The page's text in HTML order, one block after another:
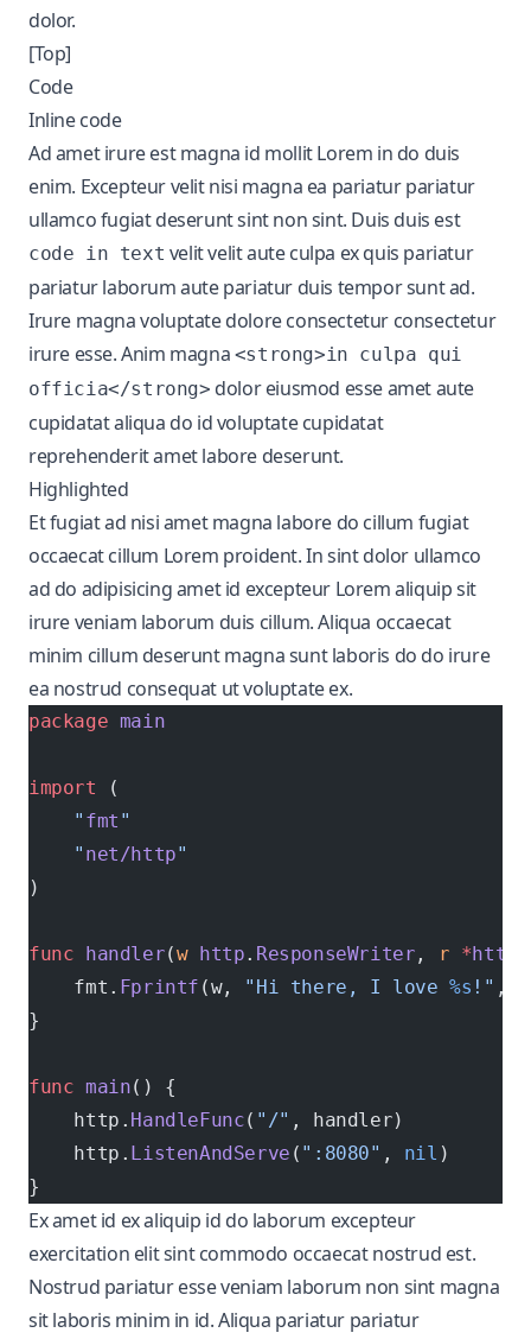
dolor.
[Top]
Code
Inline code
Ad amet irure est magna id mollit Lorem in do duis
enim. Excepteur velit nisi magna ea pariatur pariatur
ullamco fugiat deserunt sint non sint. Duis duis est
code in text velit velit aute culpa ex quis pariatur
pariatur laborum aute pariatur duis tempor sunt ad.
Irure magna voluptate dolore consectetur consectetur
irure esse. Anim magna <strong>in culpa qui
officia</strong> dolor eiusmod esse amet aute
cupidatat aliqua do id voluptate cupidatat
reprehenderit amet labore deserunt.
Highlighted
Et fugiat ad nisi amet magna labore do cillum fugiat
occaecat cillum Lorem proident. In sint dolor ullamco
ad do adipisicing amet id excepteur Lorem aliquip sit
irure veniam laborum duis cillum. Aliqua occaecat
minim cillum deserunt magna sunt laboris do do irure
ea nostrud consequat ut voluptate ex.
package main
import (
    "
fmt "
    "
net/http"
)
func handler(w http. ResponseWriter , r *http
    fmt.
Fprintf (w, "Hi there, I love %s !" ,
}
func main() {
    http.
HandleFunc( "/" , handler)
    http.
ListenAndServe ( ":8080" , nil )
}
Ex amet id ex aliquip id do laborum excepteur
exercitation elit sint commodo occaecat nostrud est.
Nostrud pariatur esse veniam laborum non sint magna
sit laboris minim in id. Aliqua pariatur pariatur